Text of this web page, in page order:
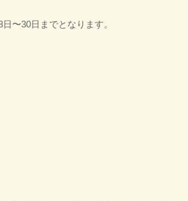
〜30日までとなります。